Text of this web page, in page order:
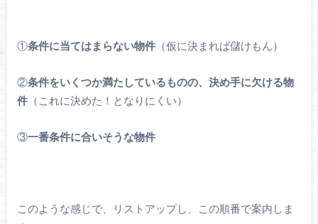
①条件に当てはまらない物件（仮に決まれば儲けもん）
②条件をいくつか満たしているものの、決め手に欠ける物
件（これに決めた！となりにくい）
③一番条件に合いそうな物件
このような感じで、リストアップし、この順番で案内しま